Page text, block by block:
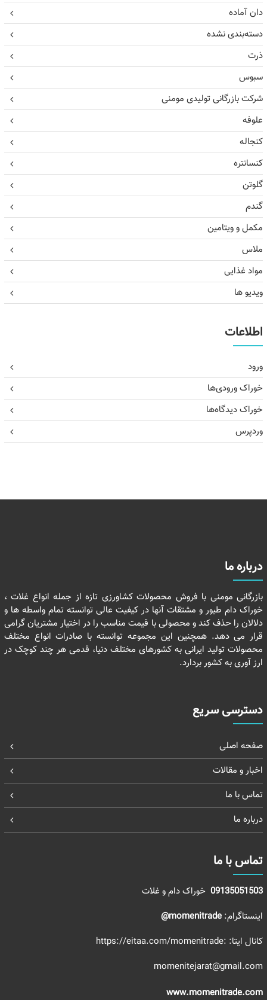
دان آماده
دسته‌بندی نشده
ذرت
سبوس
شرکت بازرگانی تولیدی مومنی
علوفه
کنجاله
کنسانتره
گلوتن
گندم
مکمل و ویتامین
ملاس
مواد غذایی
ویدیو ها
اطلاعات
ورود
خوراک ورودی‌ها
خوراک دیدگاه‌ها
وردپرس
درباره ما
بازرگانی مومنی با فروش محصولات کشاورزی تازه از جمله انواع غلات ،
خوراک دام طیور و مشتقات آنها در کیفیت عالی توانسته تمام واسطه ها و
دلالان را حذف کند و محصولی با قیمت مناسب را در اختیار مشتریان گرامی
قرار می دهد. همچنین این مجموعه توانسته با صادرات انواع مختلف
محصولات تولید ایرانی به کشورهای مختلف دنیا، قدمی هر چند کوچک در
ارز آوری به کشور بردارد.
دسترسی سریع
صفحه اصلی
اخبار و مقالات
تماس با ما
درباره ما
تماس با ما
09135051503خوراک دام و غلات
اینستاگرام: momenitrade@
کانال ایتا: :https://eitaa.com/momenitrade
momenitejarat@gmail.com
www.momenitrade.com